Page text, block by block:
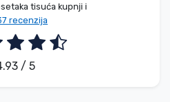
tisuća kupnji i
recenzija
/ 5